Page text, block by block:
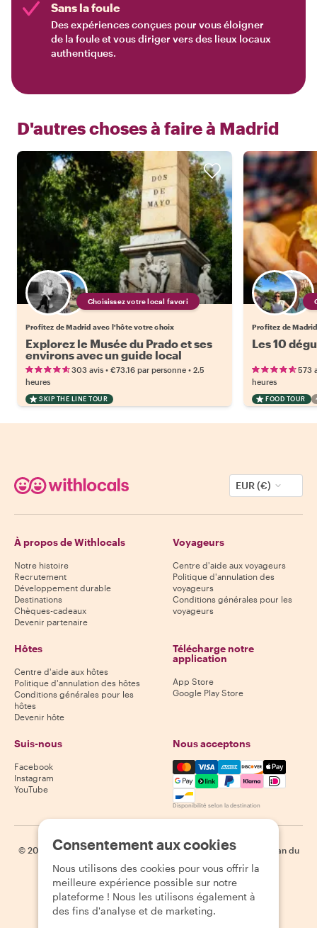
Sans la foule
Des expériences conçues pour vous éloigner
de la foule et vous diriger vers des lieux locaux
authentiques.
D'autres choses à faire à Madrid
Choisissez votre local favori
Profitez de Madrid avec l'hôte votre choix
Explorez le Musée du Prado et ses
environs avec un guide local
303 avis • €73.16 par personne • 2.5
heures
SKIP THE LINE TOUR
Profitez de
Les 10
573
heures
FOOD TOUR
EUR (€)
À propos de Withlocals
Notre histoire
Recrutement
Développement durable
Destinations
Chèques-cadeaux
Devenir partenaire
Voyageurs
Centre d'aide aux voyageurs
Politique d'annulation des
voyageurs
Conditions générales pour les
voyageurs
Hôtes
Centre d'aide aux hôtes
Politique d'annulation des hôtes
Conditions générales pour les
hôtes
Devenir hôte
Télécharge notre
application
App Store
Google Play Store
Suis-nous
Facebook
Instagram
YouTube
Nous acceptons
Mastercard, Visa, Amex,
Disponibilité selon la destination
© 2026 Withlocals.com | Politique de confidentialité | Cookies
Plan du
site
Consentement aux cookies
Nous utilisons des cookies pour vous offrir la
meilleure expérience possible sur notre
plateforme ! Nous les utilisons également à
des fins d'analyse et de marketing.